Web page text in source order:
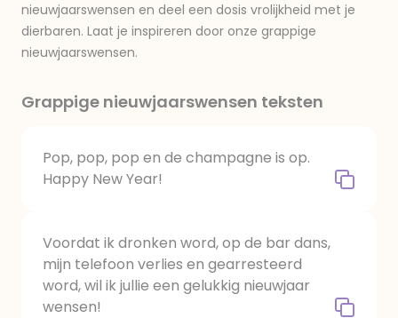
nieuwjaarswensen en deel een dosis vrolijkheid met je
dierbaren. Laat je inspireren door onze grappige
nieuwjaarswensen.
Grappige nieuwjaarswensen teksten
Pop, pop, pop en de champagne is op.
Happy New Year!
Voordat ik dronken word, op de bar dans,
mijn telefoon verlies en gearresteerd
word, wil ik jullie een gelukkig nieuwjaar
wensen!